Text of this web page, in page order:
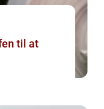
til at